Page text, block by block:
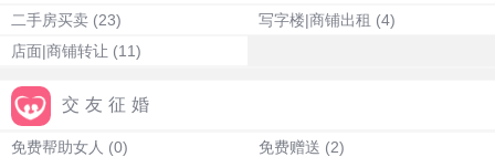
二手房买卖 (23) 写字楼|商铺出租 (4)
店面|商铺转让 (11)
交友征婚
免费帮助女人 (0) 免费赠送 (2)